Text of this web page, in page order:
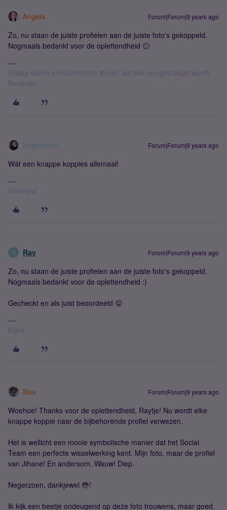
Angela Forum|Forum|9 years ago
Zo, nu staan de juiste profielen aan de juiste foto's gekoppeld.
Nogmaals bedankt voor de oplettendheid 🙂
Graag alleen privéberichten sturen als hier om gevraagd wordt.
Bedankt!
Negerzoen Forum|Forum|9 years ago
Wát een knappe koppies allemaal!
Groetjes!
R Ray Forum|Forum|9 years ago
Zo, nu staan de juiste profielen aan de juiste foto's gekoppeld.
Nogmaals bedankt voor de oplettendheid :)
Gecheckt en als juist beoordeeld 😛
Klant
Ilias Forum|Forum|9 years ago
Woehoe! Thanks voor de oplettendheid, Raytje! Nu wordt elke
knappe koppie naar de bijbehorende profiel verwezen.
Het is wellicht een mooie symbolische manier dat het Social
Team een perfecte wisselwerking kent. Mijn foto, maar de profiel
van Jihane! En andersom. Wauw! Diep.
Negerzoen, dankjewel 😳!
Ik kijk een beetje ondeugend op deze foto trouwens, maar goed.